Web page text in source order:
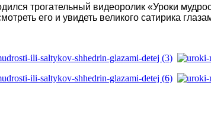
трогательный видеоролик «Уроки
его и увидеть великого сатирика